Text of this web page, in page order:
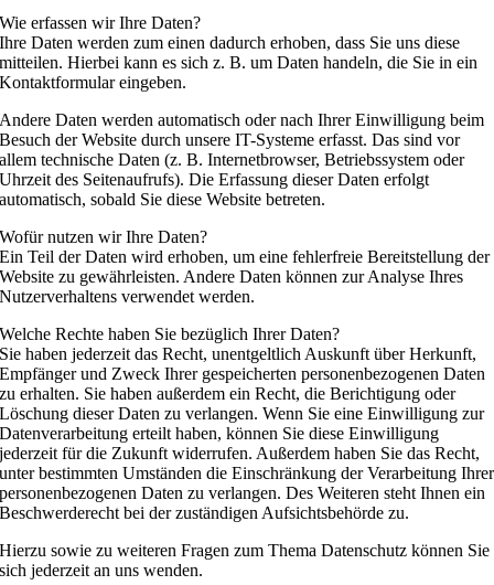
Wie erfassen wir Ihre Daten?
Ihre Daten werden zum einen dadurch erhoben, dass Sie uns diese
mitteilen. Hierbei kann es sich z. B. um Daten handeln, die Sie in ein
Kontaktformular eingeben.
Andere Daten werden automatisch oder nach Ihrer Einwilligung beim
Besuch der Website durch unsere IT-Systeme erfasst. Das sind vor
allem technische Daten (z. B. Internetbrowser, Betriebssystem oder
Uhrzeit des Seitenaufrufs). Die Erfassung dieser Daten erfolgt
automatisch, sobald Sie diese Website betreten.
Wofür nutzen wir Ihre Daten?
Ein Teil der Daten wird erhoben, um eine fehlerfreie Bereitstellung der
Website zu gewährleisten. Andere Daten können zur Analyse Ihres
Nutzerverhaltens verwendet werden.
Welche Rechte haben Sie bezüglich Ihrer Daten?
Sie haben jederzeit das Recht, unentgeltlich Auskunft über Herkunft,
Empfänger und Zweck Ihrer gespeicherten personenbezogenen Daten
zu erhalten. Sie haben außerdem ein Recht, die Berichtigung oder
Löschung dieser Daten zu verlangen. Wenn Sie eine Einwilligung zur
Datenverarbeitung erteilt haben, können Sie diese Einwilligung
jederzeit für die Zukunft widerrufen. Außerdem haben Sie das Recht,
unter bestimmten Umständen die Einschränkung der Verarbeitung Ihrer
personenbezogenen Daten zu verlangen. Des Weiteren steht Ihnen ein
Beschwerderecht bei der zuständigen Aufsichtsbehörde zu.
Hierzu sowie zu weiteren Fragen zum Thema Datenschutz können Sie
sich jederzeit an uns wenden.